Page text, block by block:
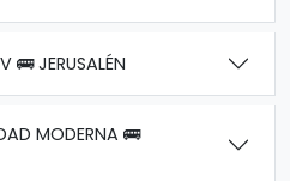
AVIV 🚌 JERUSALÉN
MODERNA 🚌